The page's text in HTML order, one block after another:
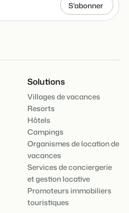
Solutions
Villages de vacances
Resorts
Hôtels
Campings
Organismes de location de
vacances
Services de conciergerie
et gestion locative
Promoteurs immobiliers
touristiques